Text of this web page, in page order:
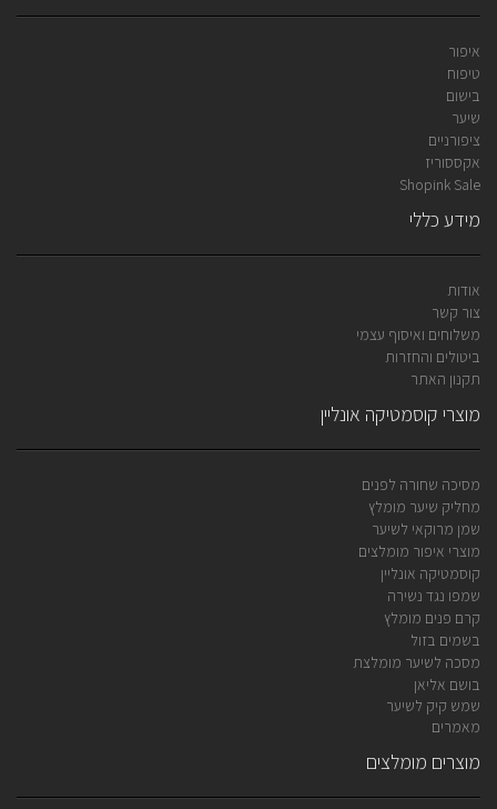
איפור
טיפוח
בישום
שיער
ציפורניים
אקססוריז
Shopink Sale
מידע כללי
אודות
צור קשר
משלוחים ואיסוף עצמי
ביטולים והחזרות
תקנון האתר
מוצרי קוסמטיקה אונליין
מסיכה שחורה לפנים
מחליק שיער מומלץ
שמן מרוקאי לשיער
מוצרי איפור מומלצים
קוסמטיקה אונליין
שמפו נגד נשירה
קרם פנים מומלץ
בשמים בזול
מסכה לשיער מומלצת
בושם אליאן
שמש קיק לשיער
מאמרים
מוצרים מומלצים